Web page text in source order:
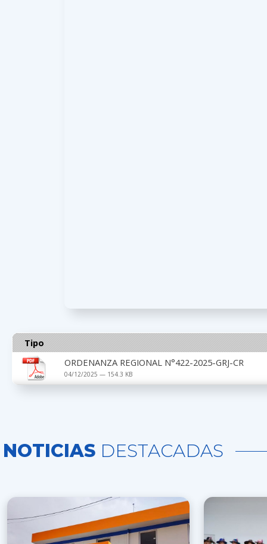
Tipo
ORDENANZA REGIONAL N°422-2025-GRJ-CR
04/12/2025 — 154.3 KB
NOTICIAS DESTACADAS